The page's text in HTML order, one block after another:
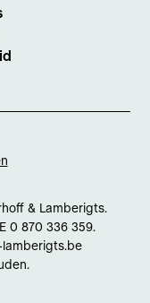
& Lamberigts.
0 870 336 359.
lamberigts.be